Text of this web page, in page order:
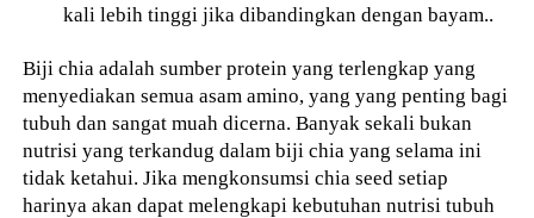
kali lebih tinggi jika dibandingkan dengan bayam..
Biji chia adalah sumber protein yang terlengkap yang
menyediakan semua asam amino, yang yang penting bagi
tubuh dan sangat muah dicerna. Banyak sekali bukan
nutrisi yang terkandug dalam biji chia yang selama ini
tidak ketahui. Jika mengkonsumsi chia seed setiap
harinya akan dapat melengkapi kebutuhan nutrisi tubuh